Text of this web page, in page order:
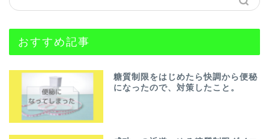
おすすめ記事
糖質制限をはじめたら快調から便秘
になったので、対策したこと。